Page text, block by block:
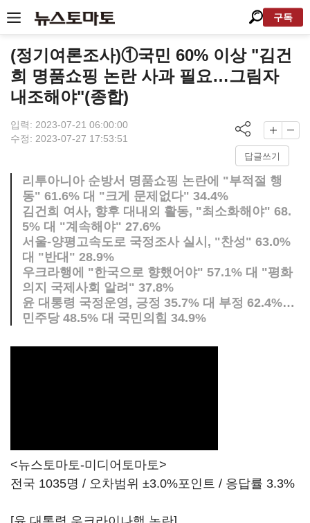
구독
(정기여론조사)①국민 60% 이상 "김건
희 명품쇼핑 논란 사과 필요…그림자
내조해야"(종합)
입력: 2023-07-21 06:00:00
수정: 2023-07-27 17:53:51
답글쓰기
리투아니아 순방서 명품쇼핑 논란에 "부적절 행
동" 61.6% 대 "크게 문제없다" 34.4%
김건희 여사, 향후 대내외 활동, "최소화해야" 68.
5% 대 "계속해야" 27.6%
서울-양평고속도로 국정조사 실시, "찬성" 63.0%
대 "반대" 28.9%
우크라행에 "한국으로 향했어야" 57.1% 대 "평화
의지 국제사회 알려" 37.8%
윤 대통령 국정운영, 긍정 35.7% 대 부정 62.4%…
민주당 48.5% 대 국민의힘 34.9%
<뉴스토마토-미디어토마토>
전국 1035명 / 오차범위 ±3.0%포인트 / 응답률 3.3%